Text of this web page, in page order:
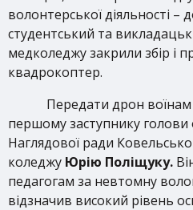
волонтерської діяльності –
студентський та
медколеджу закрили збір і
квадрокоптер.
Передати дрон
першому заступнику голови
Наглядової ради
коледжу Юрію Поліщуку.
педагогам за невтомну
відзначив високий рівень